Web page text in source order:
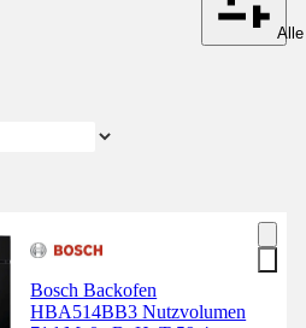
Bosch Backofen
HBA514BB3 Nutzvolumen